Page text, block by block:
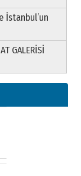
İstanbul’un
GALERİSİ